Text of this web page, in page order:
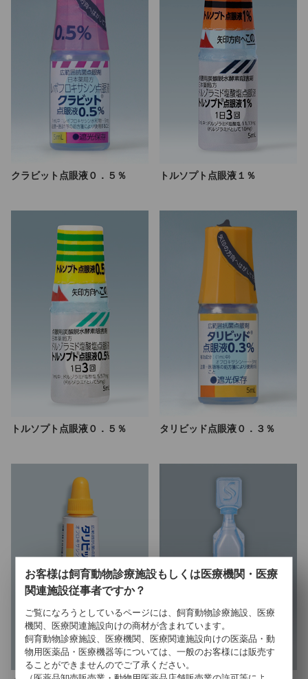
クラビット点眼液０．５％ トルソプト点眼液１％
トルソプト点眼液０．５％ タリビッド点眼液０．３％
お客様は飼育動物診療施設もしくは医療機関・医療
関連施設従事者ですか？
ご覧になろうとしているページには、飼育動物診療施設、医療
機関、医療関連施設向けの商材が含まれています。
飼育動物診療施設、医療機関、医療関連施設向けの医薬品・動
物用医薬品・医療機器等については、一般のお客様には販売す
ることができませんのでご了承ください。